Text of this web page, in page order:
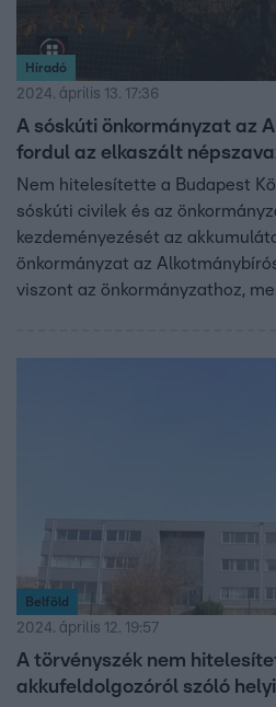
Híradó
2024. április 13. 17:36
A sóskúti önkormányzat az
fordul az elkaszált
Nem hitelesítette a Budapest
sóskúti civilek és az
kezdeményezését az
önkormányzat az
viszont az önkormányzathoz,
Belföld
2024. április 12. 19:57
A törvényszék nem
akkufeldolgozóról szóló